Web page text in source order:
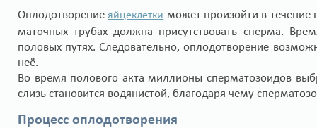
Оплодотворениеяйцеклетки может произойти в течение
маточных трубах должна присутствовать сперма.
половых путях. Следовательно, оплодотворение
неё.
Во время полового акта миллионы сперматозоидов
слизь становится водянистой, благодаря чему
Процесс оплодотворения